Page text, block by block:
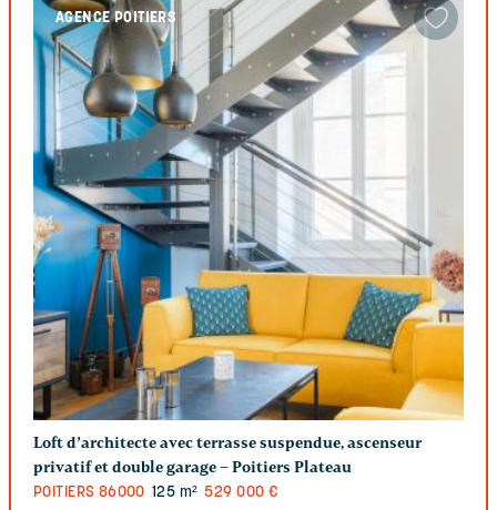
AGENCE POITIERS
Loft d’architecte avec terrasse suspendue, ascenseur
privatif et double garage – Poitiers Plateau
POITIERS 86000 125 m² 529 000 €